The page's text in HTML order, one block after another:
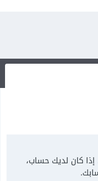
كان لديك حساب،